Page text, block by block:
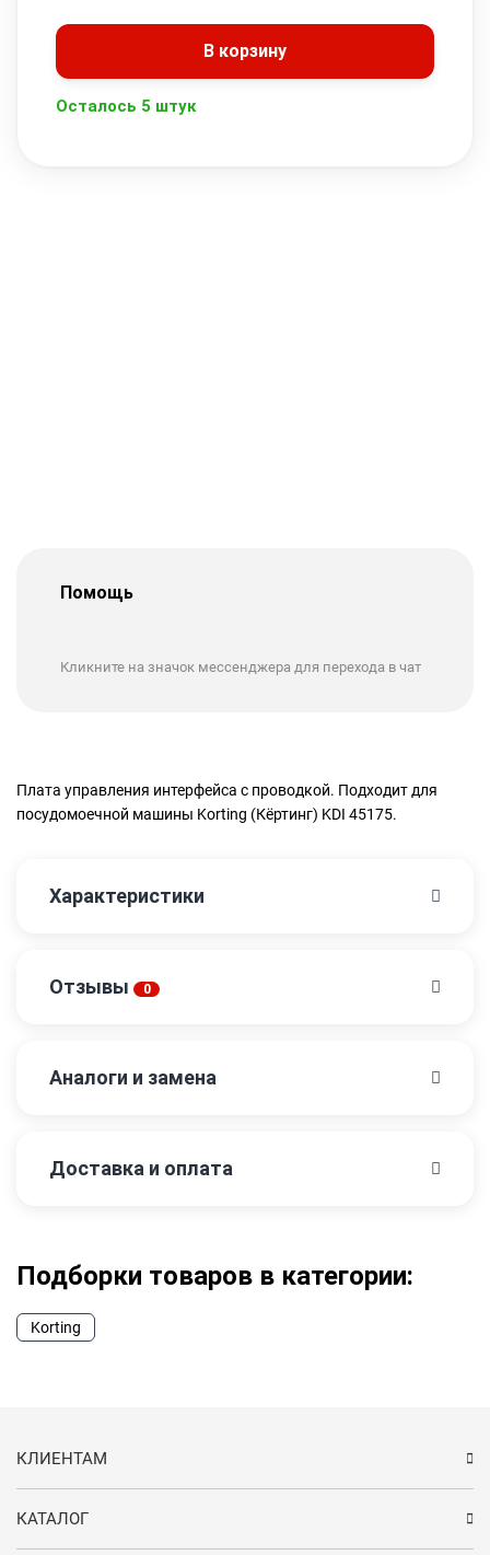
В корзину
Осталось 5 штук
Помощь
Кликните на значок мессенджера для перехода в чат
Плата управления интерфейса с проводкой. Подходит для
посудомоечной машины Korting (Кёртинг) KDI 45175.
Характеристики
Отзывы 0
Аналоги и замена
Доставка и оплата
Подборки товаров в категории:
Korting
КЛИЕНТАМ
КАТАЛОГ